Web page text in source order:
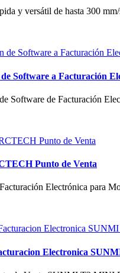
y versátil de hasta 300
Software a Facturación
Software de Facturación
Punto de Venta
Electrónica para
Electronica